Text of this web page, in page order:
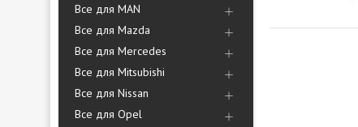
Все для MAN
Все для Mazda
Все для Mercedes
Все для Mitsubishi
Все для Nissan
Все для Opel